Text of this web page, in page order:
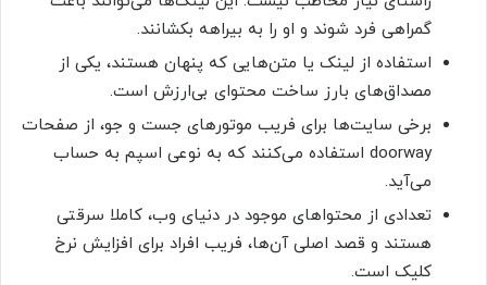
گمراهی فرد شوند و او را به بیراهه بکشانند.
استفاده از لینک یا متن‌هایی که پنهان هستند، یکی از
مصداق‌های بارز ساخت محتوای بی‌ارزش است.
برخی سایت‌ها برای فریب موتورهای جست و جو، از صفحات
doorway استفاده می‌کنند که به نوعی اسپم به حساب
می‌آید.
تعدادی از محتواهای موجود در دنیای وب، کاملا سرقتی
هستند و قصد اصلی آن‌ها، فریب افراد برای افزایش نرخ
کلیک است.